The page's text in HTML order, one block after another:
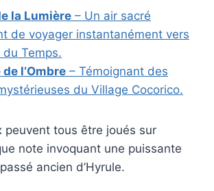
la Lumière – Un air sacré
de voyager instantanément vers
du Temps.
l’Ombre – Témoignant des
du Village Cocorico.
peuvent tous être joués sur
note invoquant une puissante
ancien d’Hyrule.